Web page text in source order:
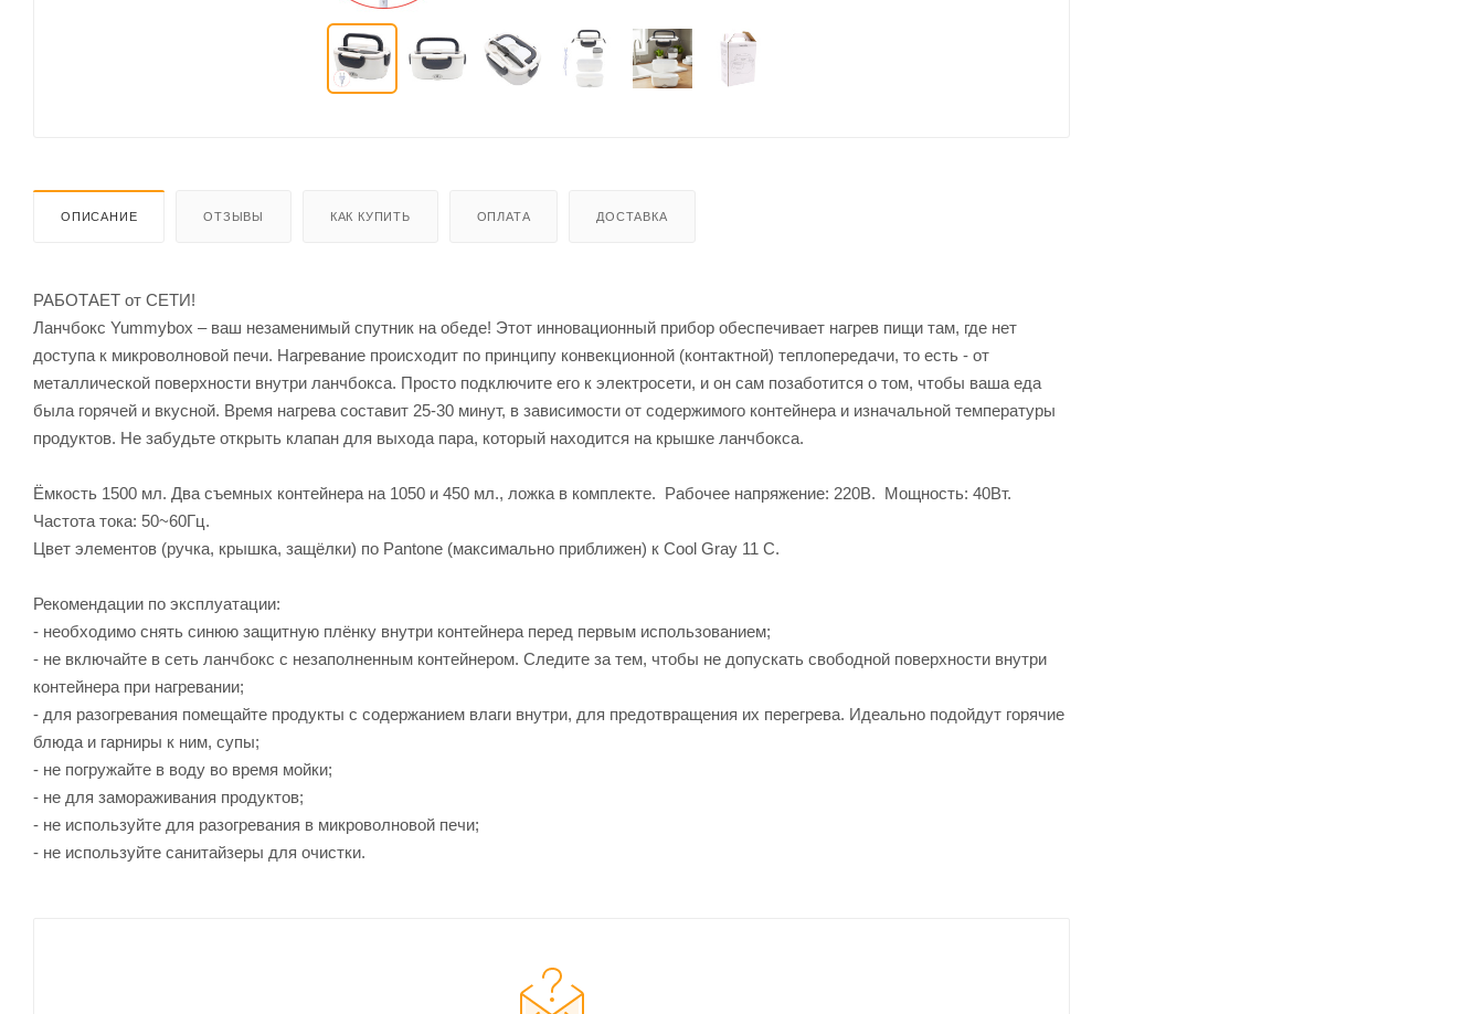
ОПИСАНИЕ ОТЗЫВЫ КАК КУПИТЬ ОПЛАТА ДОСТАВКА
РАБОТАЕТ от СЕТИ!
Ланчбокс Yummybox – ваш незаменимый спутник на обеде! Этот инновационный прибор обеспечивает нагрев пищи там, где нет
доступа к микроволновой печи. Нагревание происходит по принципу конвекционной (контактной) теплопередачи, то есть - от
металлической поверхности внутри ланчбокса. Просто подключите его к электросети, и он сам позаботится о том, чтобы ваша еда
была горячей и вкусной. Время нагрева составит 25-30 минут, в зависимости от содержимого контейнера и изначальной температуры
продуктов. Не забудьте открыть клапан для выхода пара, который находится на крышке ланчбокса.
Ёмкость 1500 мл. Два съемных контейнера на 1050 и 450 мл., ложка в комплекте. Рабочее напряжение: 220В. Мощность: 40Вт.
Частота тока: 50~60Гц.
Цвет элементов (ручка, крышка, защёлки) по Pantone (максимально приближен) к Cool Gray 11 C.
Рекомендации по эксплуатации:
- необходимо снять синюю защитную плёнку внутри контейнера перед первым использованием;
- не включайте в сеть ланчбокс с незаполненным контейнером. Следите за тем, чтобы не допускать свободной поверхности внутри
контейнера при нагревании;
- для разогревания помещайте продукты с содержанием влаги внутри, для предотвращения их перегрева. Идеально подойдут горячие
блюда и гарниры к ним, супы;
- не погружайте в воду во время мойки;
- не для замораживания продуктов;
- не используйте для разогревания в микроволновой печи;
- не используйте санитайзеры для очистки.